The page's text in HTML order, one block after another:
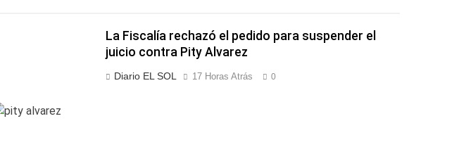
La Fiscalía rechazó el pedido para suspender el
juicio contra Pity Alvarez
Diario EL SOL 17 Horas Atrás 0